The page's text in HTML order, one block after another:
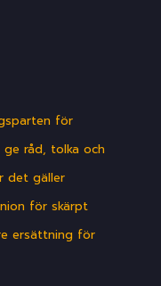
för
råd, tolka och
det gäller
för skärpt
ersättning för